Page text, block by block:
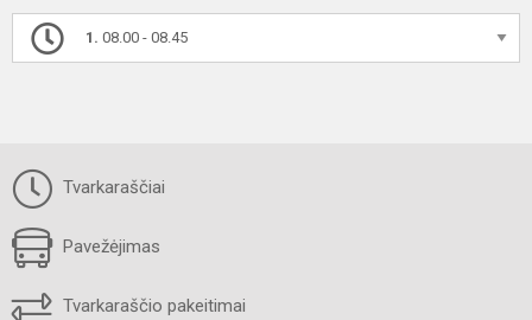
1. 08.00 - 08.45
Tvarkaraščiai
Pavežėjimas
Tvarkaraščio pakeitimai